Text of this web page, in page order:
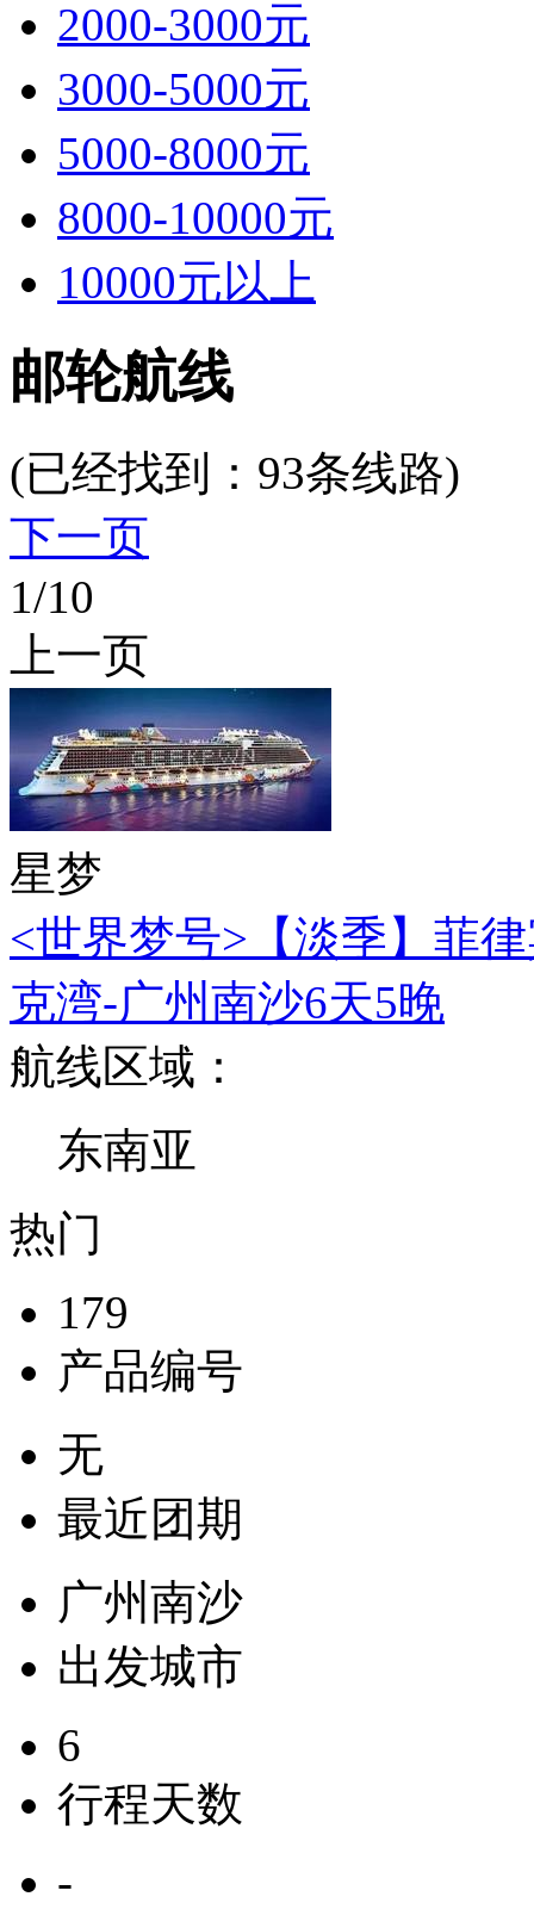
2000-3000元
3000-5000元
5000-8000元
8000-10000元
10000元以上
邮轮航线
(已经找到： 93条线路)
下一页
1/10
上一页
星梦
<世界梦号>【淡季】菲
克湾-广州南沙6天5晚
航线区域：
东南亚
热门
179
产品编号
无
最近团期
广州南沙
出发城市
6
行程天数
-